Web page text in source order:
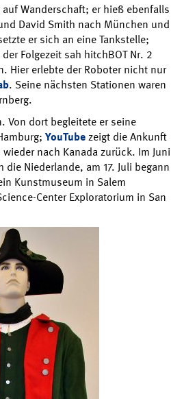
Wanderschaft; er hieß ebenfalls
David Smith nach München und
er sich an eine Tankstelle;
Folgezeit sah hitchBOT Nr. 2
Hier erlebte der Roboter nicht nur
. Seine nächsten Stationen waren
Von dort begleitete er seine
YouTubezeigt die Ankunft
nach Kanada zurück. Im Juni
Niederlande, am 17. Juli begann
Kunstmuseum in Salem
Center Exploratorium in San